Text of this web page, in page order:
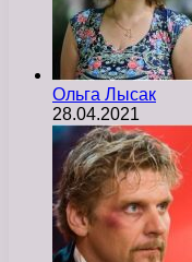
Ольга Лысак
28.04.2021